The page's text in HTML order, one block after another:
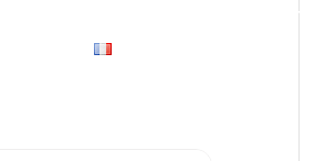
AUX